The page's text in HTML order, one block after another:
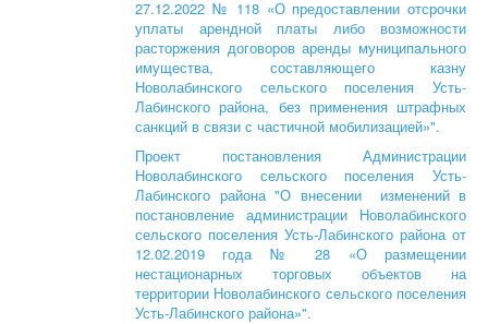
27.12.2022 № 118 «О предоставлении отсрочки
уплаты арендной платы либо возможности
расторжения договоров аренды муниципального
имущества, составляющего казну
Новолабинского сельского поселения Усть-
Лабинского района, без применения штрафных
санкций в связи с частичной мобилизацией»".
Проект постановления Администрации
Новолабинского сельского поселения Усть-
Лабинского района "О внесении изменений в
постановление администрации Новолабинского
сельского поселения Усть-Лабинского района от
12.02.2019 года № 28 «О размещении
нестационарных торговых объектов на
территории Новолабинского сельского поселения
Усть-Лабинского района»".